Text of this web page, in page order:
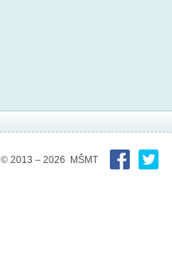
© 2013 – 2026 MŠMT